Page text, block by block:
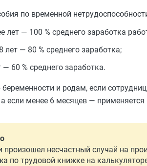
по временной
лет — 100 % среднего заработка
лет — 80 % среднего заработка;
— 60 % среднего заработка.
беременности и родам, если
если менее 6 месяцев —
произошел несчастный случай на
по трудовой книжке на